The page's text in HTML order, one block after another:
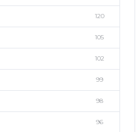
120
105
102
99
98
96